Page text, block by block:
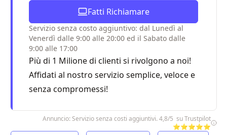
Fatti Richiamare
Servizio senza costo aggiuntivo: dal Lunedì al
Venerdì dalle 9:00 alle 20:00 ed il Sabato dalle
9:00 alle 17:00
Più di 1 Milione di clienti si rivolgono a noi!
Affidati al nostro servizio semplice, veloce e
senza compromessi!
Annuncio: Servizio senza costi aggiuntivi. 4,8/5 su Trustpilot
⭐⭐⭐⭐⭐